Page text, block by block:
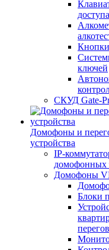
доступа
ключей
СКУД Gate-
Домофоны и
устройства
IP-
домофонных
Домофоны
Блоки